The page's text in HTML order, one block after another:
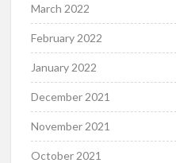
March 2022
February 2022
January 2022
December 2021
November 2021
October 2021